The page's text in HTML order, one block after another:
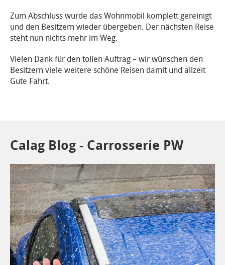
Zum Abschluss wurde das Wohnmobil komplett gereinigt
und den Besitzern wieder übergeben. Der nächsten Reise
steht nun nichts mehr im Weg.
Vielen Dank für den tollen Auftrag – wir wünschen den
Besitzern viele weitere schöne Reisen damit und allzeit
Gute Fahrt.
Calag Blog - Carrosserie PW